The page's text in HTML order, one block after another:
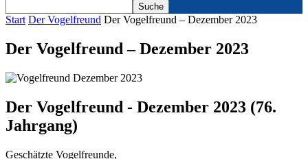
Start Der Vogelfreund Der Vogelfreund – Dezember 2023
Der Vogelfreund – Dezember 2023
Der Vogelfreund - Dezember 2023 (76.
Jahrgang)
Geschätzte Vogelfreunde,